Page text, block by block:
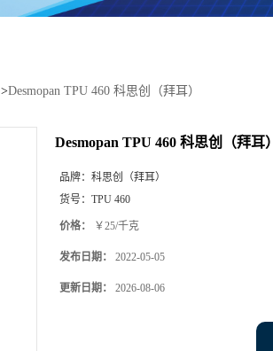
>Desmopan TPU 460 科思创（拜耳）
Desmopan TPU 460 科思创（拜耳）
品牌： 科思创（拜耳）
货号： TPU 460
价格： ￥25/千克
发布日期： 2022-05-05
更新日期： 2026-08-06